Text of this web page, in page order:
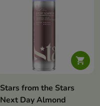

Stars from the Stars
Next Day Almond